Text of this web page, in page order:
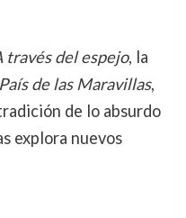
través del espejo, la
de las Maravillas,
de lo absurdo
explora nuevos